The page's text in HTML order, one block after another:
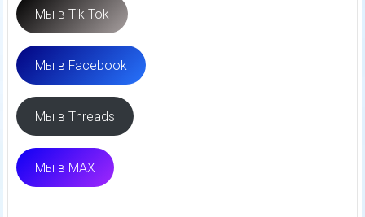
Мы в Tik Tok
Мы в Facebook
Мы в Threads
Мы в MAX